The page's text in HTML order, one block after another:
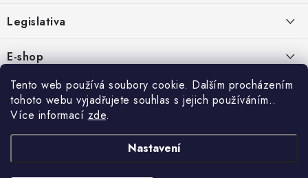
Tento web používá soubory cookie. Dalším procházením
tohoto webu vyjadřujete souhlas s jejich používáním..
Více informací zde.
Nastavení
aLegislativa
Zásady používání cookies
Obchodní podmínky
E-shop
O nás
Kontakty
Reklamace a vrácení
Rychlé odkazy:
HYDROIZOLACE
Copyright 2026IZOLUJTO.CZ. Všechna práva vyhrazena.Upravit nastavení
cookies